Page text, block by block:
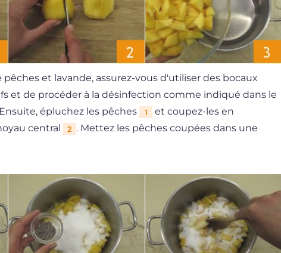
et lavande, assurez-vous d'utiliser des bocaux
et de procéder à la désinfection comme indiqué dans le
épluchez les pêches
1
et coupez-les en
central
2 . Mettez les pêches coupées dans une